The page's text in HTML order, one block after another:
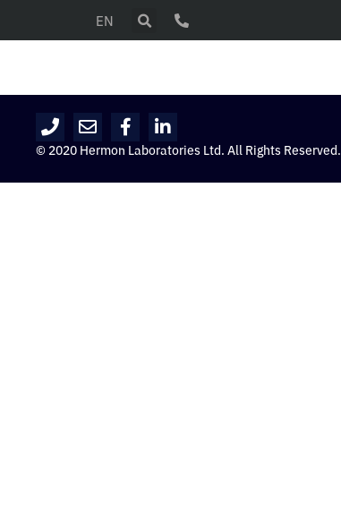
EN
© 2020 Hermon Laboratories Ltd. All Rights Reserved.